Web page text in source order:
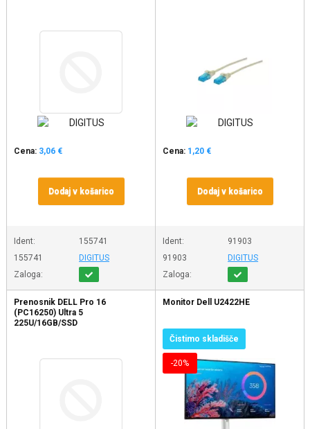
Cena: 3,06 €
Dodaj v košarico
Ident:
155741
155741
DIGITUS
Zaloga:
Cena: 1,20 €
Dodaj v košarico
Ident:
91903
91903
DIGITUS
Zaloga:
Prenosnik DELL Pro 16
(PC16250) Ultra 5
225U/16GB/SSD
Monitor Dell U2422HE
Čistimo skladišče
-20%